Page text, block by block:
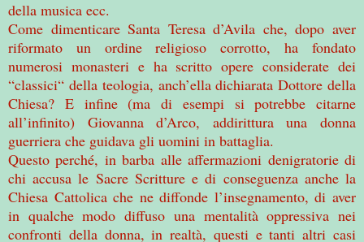
della musica ecc.
Come dimenticare Santa Teresa d’Avila che, dopo aver
riformato un ordine religioso corrotto, ha fondato
numerosi monasteri e ha scritto opere considerate dei
“classici“ della teologia, anch’ella dichiarata Dottore della
Chiesa? E infine (ma di esempi si potrebbe citarne
all’infinito) Giovanna d’Arco, addirittura una donna
guerriera che guidava gli uomini in battaglia.
Questo perché, in barba alle affermazioni denigratorie di
chi accusa le Sacre Scritture e di conseguenza anche la
Chiesa Cattolica che ne diffonde l’insegnamento, di aver
in qualche modo diffuso una mentalità oppressiva nei
confronti della donna, in realtà, questi e tanti altri casi